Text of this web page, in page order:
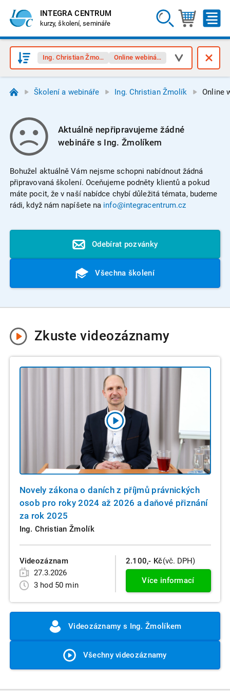
INTEGRA CENTRUM
kurzy, školení, semináře
Ing. Christian Žmolík Online webináře
Školení a webináře Ing. Christian Žmolík Online
Aktuálně nepřipravujeme žádné
webináře s Ing. Žmolíkem
Bohužel aktuálně Vám nejsme schopni nabídnout žádná
připravovaná školení. Oceňujeme podněty klientů a pokud
máte pocit, že v naší nabídce chybí důležitá témata, budeme
rádi, když nám napíšete na info@integracentrum.cz
Odebírat pozvánky
Všechna školení
Zkustevideozáznamy
Novely zákona o daních z příjmů právnických
osob pro roky 2024 až 2026 a daňové přiznání
za rok 2025
Ing. Christian Žmolík
Videozáznam
27.3.2026
3 hod 50 min
2.100,- Kč(vč. DPH)
Více informací
Videozáznamy s Ing. Žmolíkem
Všechny videozáznamy